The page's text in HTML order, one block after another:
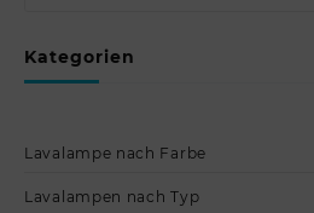
Kategorien
Lavalampe nach Farbe
Lavalampen nach Typ